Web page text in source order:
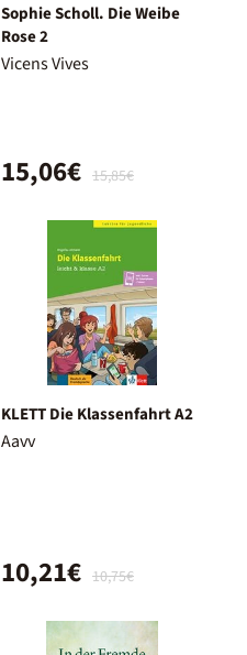
Sophie Scholl. Die Weibe
Rose 2
Vicens Vives
15,85€
15,06€
KLETT Die Klassenfahrt A2
Aavv
10,75€
10,21€